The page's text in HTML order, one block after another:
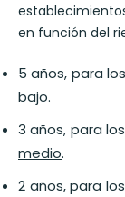
en función del
5 años, para
bajo.
3 años, para
medio.
2 años, para